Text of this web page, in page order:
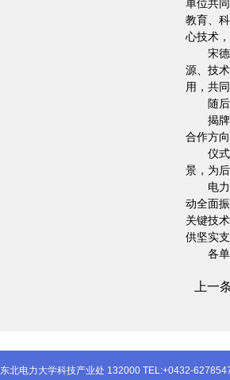
单位共
教育、
心技术
宋
源、技
用，共
随
揭
合作方向
仪
景，为
电
动全面
关键技
供坚实支
各
上一
东北电力大学科技产业处 132000 TEL:+0432-